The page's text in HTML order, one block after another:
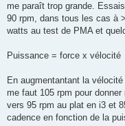
me paraît trop grande.
90 rpm, dans tous les cas à
watts au test de PMA et
Puissance = force x vélocité
En augmentantant la
me faut 105 rpm pour
vers 95 rpm au plat en i3 et
cadence en fonction de la